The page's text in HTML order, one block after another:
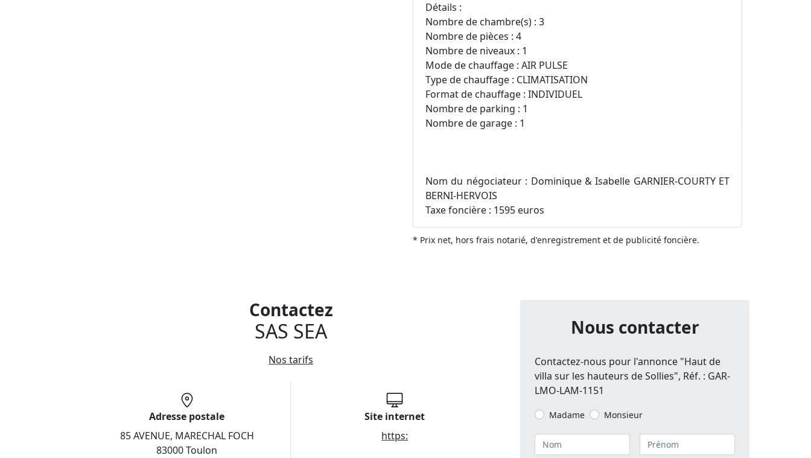
Détails :
Nombre de chambre(s) : 3
Nombre de pièces : 4
Nombre de niveaux : 1
Mode de chauffage : AIR PULSE
Type de chauffage : CLIMATISATION
Format de chauffage : INDIVIDUEL
Nombre de parking : 1
Nombre de garage : 1
Nom du négociateur : Dominique & Isabelle GARNIER-COURTY ET
BERNI-HERVOIS
Taxe foncière : 1595 euros
* Prix net, hors frais notarié, d'enregistrement et de publicité foncière.
Contactez
SAS SEA
Nos tarifs
Adresse postale
85 AVENUE, MARECHAL FOCH
83000 Toulon
Site internet
https:
Nous contacter
Contactez-nous pour l'annonce "Haut de
villa sur les hauteurs de Sollies", Réf. : GAR-
LMO-LAM-1151
Madame Monsieur